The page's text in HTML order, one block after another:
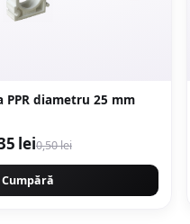
Clema simpla PPR diametru 25 mm
lei0,50 lei
Cumpără